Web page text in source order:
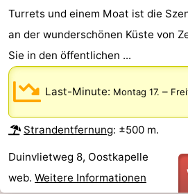
Turrets und einem Moat ist die
an der wunderschönen Küste von
Sie in den öffentlichen ...
Last-Minute: Montag 17. –
Strandentfernung: ±500 m.
Duinvlietweg 8, Oostkapelle
web. Weitere Informationen